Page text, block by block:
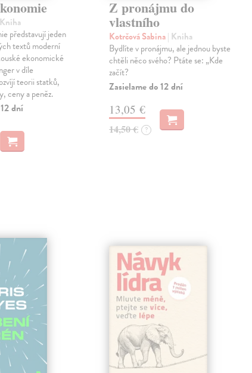
představují jeden
textů moderní
ekonomické
v díle
teorii statků,
ceny a peněz.
dní
Z pronájmu do
vlastního
Kotrčová Sabina| Kniha
Bydlíte v pronájmu, ale jednou byste
chtěli něco svého? Ptáte se: „Kde
začít?
Zasielame do 12 dní
13,05 €
14,50 € ?